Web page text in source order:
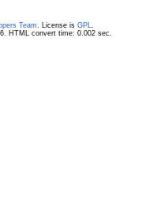
Team . License is GPL
HTML convert time: 0.002 sec.